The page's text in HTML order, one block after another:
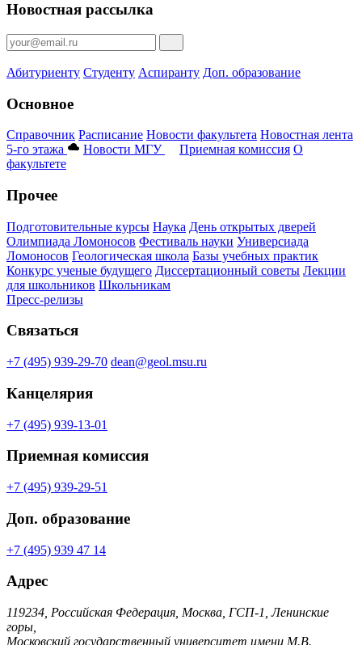
Новостная рассылка
Абитуриенту Студенту Аспиранту Доп. образование
Основное
Справочник Расписание Новости факультета Новостная лента
5-го этажа
Новости МГУ Приемная комиссия О
факультете
Прочее
Подготовительные курсы Наука День открытых дверей
Олимпиада Ломоносов Фестиваль науки Универсиада
Ломоносов Геологическая школа Базы учебных практик
Конкурс ученые будущего Диссертационный советы Лекции
для школьников Школьникам
Пресс-релизы
Связаться
+7 (495) 939-29-70 dean@geol.msu.ru
Канцелярия
+7 (495) 939-13-01
Приемная комиссия
+7 (495) 939-29-51
Доп. образование
+7 (495) 939 47 14
Адрес
119234, Российская Федерация, Москва, ГСП-1, Ленинские
горы,
Московский государственный университет имени М.В.